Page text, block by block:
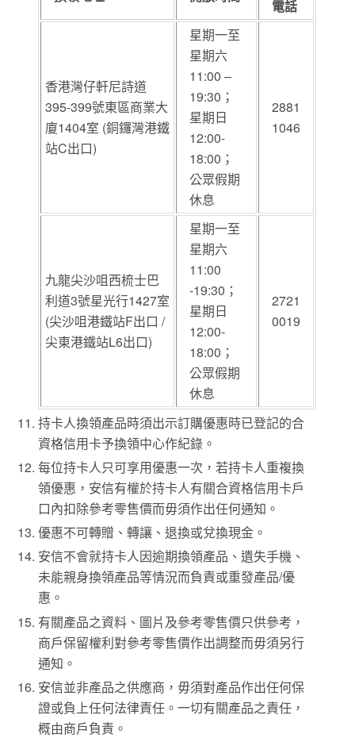
電話
香港灣仔軒尼詩道
395-399號東區商業大
廈1404室 (銅鑼灣港鐵
站C出口)
星期一至
星期六
11:00 –
19:30；
星期日
12:00-
18:00；
公眾假期
休息
2881
1046
九龍尖沙咀西梳士巴
利道3號星光行1427室
(尖沙咀港鐵站F出口 /
尖東港鐵站L6出口)
星期一至
星期六
11:00
-19:30；
星期日
12:00-
18:00；
公眾假期
休息
2721
0019
持卡人換領產品時須出示訂購優惠時已登記的合
資格信用卡予換領中心作紀錄。
每位持卡人只可享用優惠一次，若持卡人重複換
領優惠，安信有權於持卡人有關合資格信用卡戶
口內扣除參考零售價而毋須作出任何通知。
優惠不可轉贈、轉讓、退換或兌換現金。
安信不會就持卡人因逾期換領產品、遺失手機、
未能親身換領產品等情況而負責或重發產品/優
惠。
有關產品之資料、圖片及參考零售價只供參考，
商戶保留權利對參考零售價作出調整而毋須另行
通知。
安信並非產品之供應商，毋須對產品作出任何保
證或負上任何法律責任。一切有關產品之責任，
概由商戶負責。